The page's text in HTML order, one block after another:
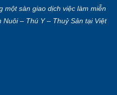
một sàn giao dịch việc làm miễn
– Thú Y – Thuỷ Sản tại Việt